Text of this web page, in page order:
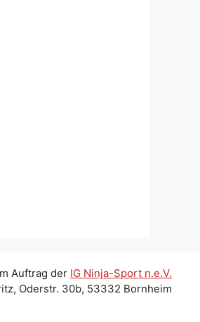
Auftrag der IG Ninja-Sport n.e.V.
Oderstr. 30b, 53332 Bornheim